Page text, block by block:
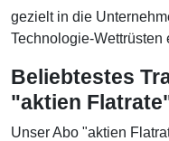
gezielt in die
Technologie-
Beliebtestes
"aktien
Unser Abo "aktien